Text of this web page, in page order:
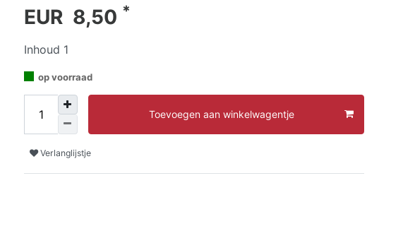
EUR 8,50 *
Inhoud 1
op voorraad
Toevoegen aan winkelwagentje
Verlanglijstje